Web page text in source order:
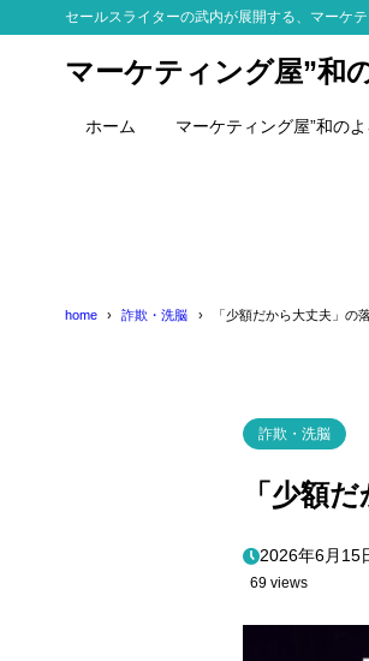
セールスライターの武内が展開する、マーケ
マーケティング屋”和
ホーム マーケティング屋”和の
home 詐欺・洗脳 「少額だから大丈夫」の
詐欺・洗脳
「少額
2026年6月15
69 views